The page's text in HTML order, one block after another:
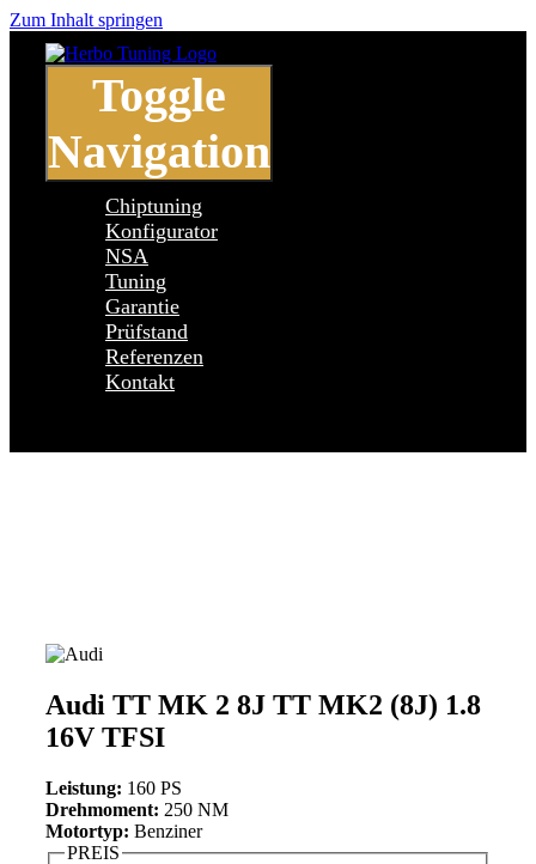
Zum Inhalt springen
Toggle
Navigation
Chiptuning
Konfigurator
NSA
Tuning
Garantie
Prüfstand
Referenzen
Kontakt
Audi TT MK 2 8J TT MK2 (8J) 1.8
16V TFSI
Leistung: 160 PS
Drehmoment: 250 NM
Motortyp: Benziner
PREIS